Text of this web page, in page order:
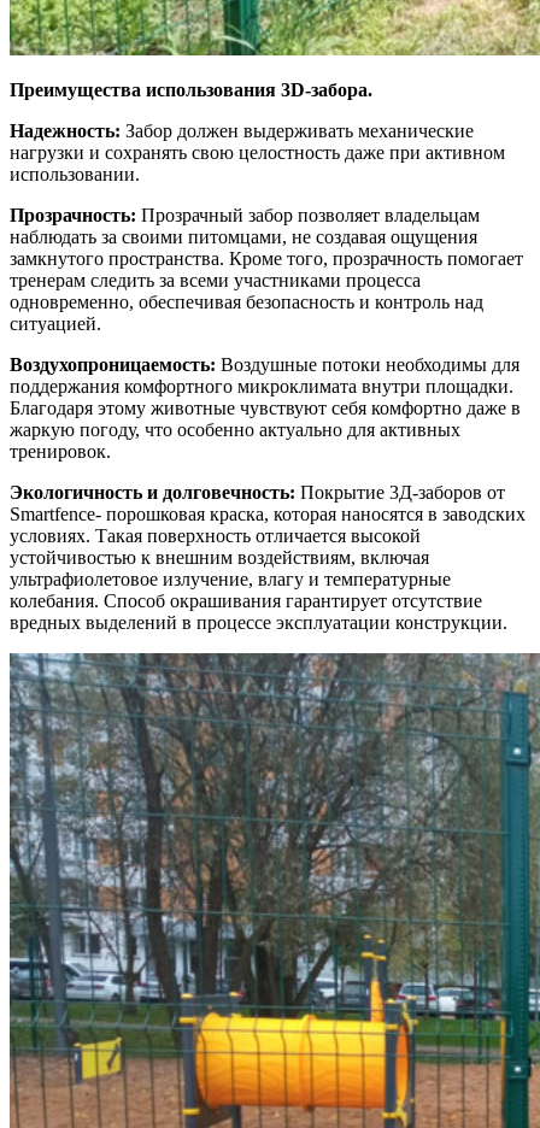
Преимущества использования 3D-забора.
Надежность: Забор должен выдерживать механические
нагрузки и сохранять свою целостность даже при активном
использовании.
Прозрачность: Прозрачный забор позволяет владельцам
наблюдать за своими питомцами, не создавая ощущения
замкнутого пространства. Кроме того, прозрачность помогает
тренерам следить за всеми участниками процесса
одновременно, обеспечивая безопасность и контроль над
ситуацией.
Воздухопроницаемость: Воздушные потоки необходимы для
поддержания комфортного микроклимата внутри площадки.
Благодаря этому животные чувствуют себя комфортно даже в
жаркую погоду, что особенно актуально для активных
тренировок.
Экологичность и долговечность: Покрытие 3Д-заборов от
Smartfence- порошковая краска, которая наносятся в заводских
условиях. Такая поверхность отличается высокой
устойчивостью к внешним воздействиям, включая
ультрафиолетовое излучение, влагу и температурные
колебания. Способ окрашивания гарантирует отсутствие
вредных выделений в процессе эксплуатации конструкции.